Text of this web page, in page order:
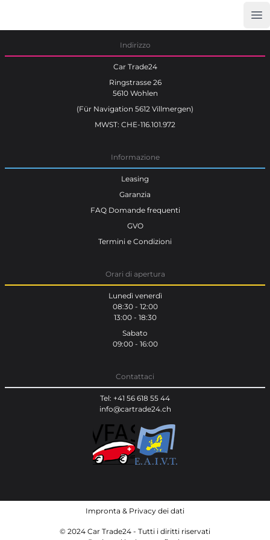
Indirizzo
Car Trade24
Ringstrasse 26
5610 Wohlen
(Für Navigation 5612 Villmergen)
MWST: CHE-116.101.972
Informazione
Leasing
Garanzia
FAQ Domande frequenti
GVO
Termini e Condizioni
Orari di apertura
Lunedì venerdì
08:30 - 12:00
13:00 - 18:30
Sabato
09:00 - 16:00
Contattaci
Tel: +41 56 618 55 44
info@cartrade24.ch
Impronta & Privacy dei dati
© 2024 Car Trade24 - Tutti i diritti riservati